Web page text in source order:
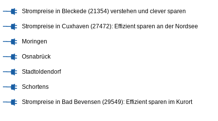
Strompreise in Bleckede (21354) verstehen und clever sparen
Strompreise in Cuxhaven (27472): Effizient sparen an der Nordsee
Moringen
Osnabrück
Stadtoldendorf
Schortens
Strompreise in Bad Bevensen (29549): Effizient sparen im Kurort